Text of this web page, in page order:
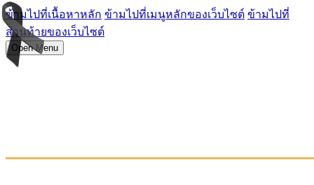
ข้ามไปที่เนื้อหาหลัก ข้ามไปที่เมนูหลักของเว็บไซต์ ข้ามไปที่
ส่วนท้ายของเว็บไซต์
Open Menu